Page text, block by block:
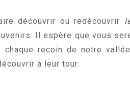
découvrir ou redécouvrir
Il espère que vous
chaque recoin de notre
à leur tour.